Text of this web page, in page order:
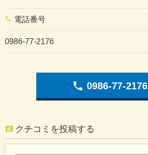
phone 電話番号
0986-77-2176
phone 0986-77-2176
クチコミを投稿する